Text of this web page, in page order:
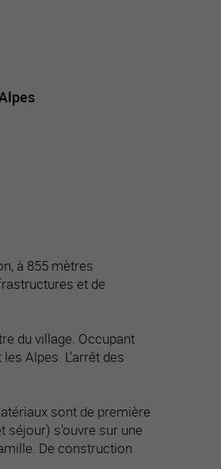
à 855 mètres
et de
du village. Occupant
Alpes. L’arrêt des
sont de première
s’ouvre sur une
De construction